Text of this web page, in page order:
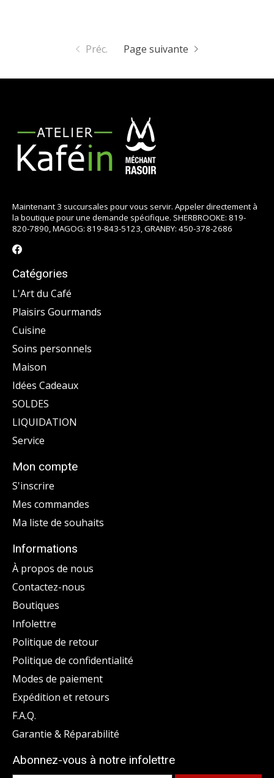
Préc. Page suivante
Maintenant 3 succursales pour vous servir. Appeler directement à
la boutique pour une demande spécifique. SHERBROOKE: 819-
820-7890, MAGOG: 819-843-5123, GRANBY: 450-378-2686
Catégories
L'Art du Café
Plaisirs Gourmands
Cuisine
Soins personnels
Maison
Idées Cadeaux
SOLDES
LIQUIDATION
Service
Mon compte
S'inscrire
Mes commandes
Ma liste de souhaits
Informations
À propos de nous
Contactez-nous
Boutiques
Infolettre
Politique de retour
Politique de confidentialité
Modes de paiement
Expédition et retours
F.A.Q.
Garantie & Réparabilité
Abonnez-vous à notre infolettre